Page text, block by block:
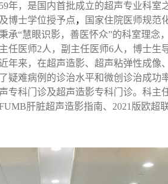
年，是国内首批成立的超声专业科室
博士学位授予点，
国家住院医师规范
承“慧眼识影，善医怀众”的科室理念
任医师2人，副主任医师6人，博士生
年来，在超声造影、超声粘弹性成像
疑难病例的诊治水平和微创诊治成功
专科门诊及超声造影专科门诊。科主
肝脏超声造影指南、 2021 版欧超